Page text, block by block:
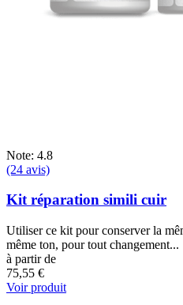
Note: 4.8
(24 avis)
Kit réparation simili cuir
Utiliser ce kit pour conserver la
même ton, pour tout changement...
à partir de
75,55 €
Voir produit